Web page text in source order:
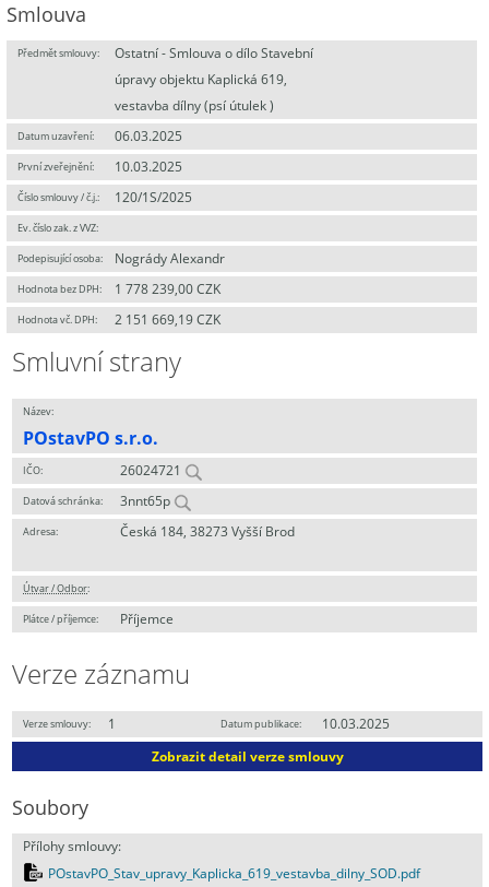
Smlouva
Předmět smlouvy:
Ostatní - Smlouva o dílo Stavební
úpravy objektu Kaplická 619,
vestavba dílny (psí útulek )
Datum uzavření: 06.03.2025
První zveřejnění: 10.03.2025
Číslo smlouvy / č.j.: 120/1S/2025
Ev. číslo zak. z VVZ:
Podepisující osoba: Nogrády Alexandr
Hodnota bez DPH: 1 778 239,00 CZK
Hodnota vč. DPH: 2 151 669,19 CZK
Smluvní strany
Název:
POstavPO s.r.o.
IČO: 26024721
Datová schránka: 3nnt65p
Adresa: Česká 184, 38273 Vyšší Brod
Útvar / Odbor:
Plátce / příjemce: Příjemce
Verze záznamu
Verze smlouvy: 1 Datum publikace:
10.03.2025
Zobrazit detail verze smlouvy
Soubory
Přílohy smlouvy:
POstavPO_Stav_upravy_Kaplicka_619_vestavba_dilny_SOD.pdf